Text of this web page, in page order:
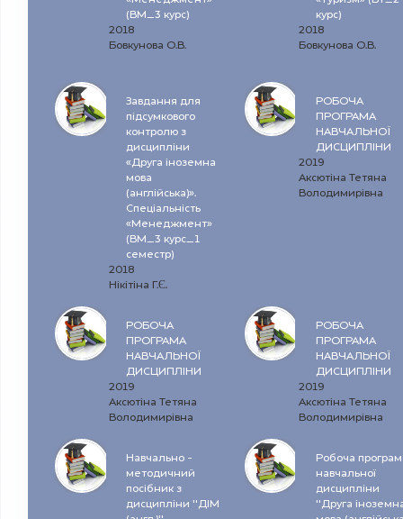
(ВМ_3 курс)
2018
Бовкунова О.В.
курс)
2018
Бовкунова О.В.
Завдання для
підсумкового
контролю з
дисципліни
«Друга іноземна
мова
(англійська)».
Спеціальність
«Менеджмент»
(ВМ_3 курс_1
семестр)
2018
Нікітіна Г.Є.
РОБОЧА
ПРОГРАМА
НАВЧАЛЬНОЇ
ДИСЦИПЛІНИ
2019
Аксютіна Тетяна
Володимирівна
РОБОЧА
ПРОГРАМА
НАВЧАЛЬНОЇ
ДИСЦИПЛІНИ
2019
Аксютіна Тетяна
Володимирівна
РОБОЧА
ПРОГРАМА
НАВЧАЛЬНОЇ
ДИСЦИПЛІНИ
2019
Аксютіна Тетяна
Володимирівна
Навчально -
методичний
посібник з
дисципліни "ДІМ
Робоча
навчальної
дисципліни
"Друга